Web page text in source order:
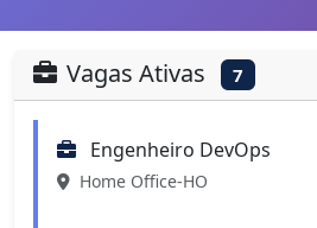
Vagas Ativas 7
Engenheiro DevOps
Home Office-HO